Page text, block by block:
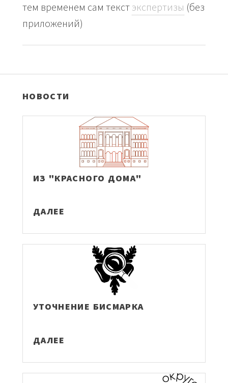
тем временем сам текстэкспертизы (без
приложений)
НОВОСТИ
ИЗ "КРАСНОГО ДОМА"
ДАЛЕЕ
УТОЧНЕНИЕ БИСМАРКА
ДАЛЕЕ